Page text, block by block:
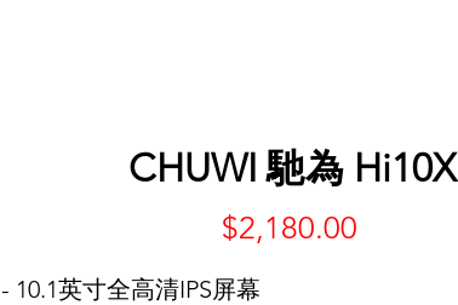
CHUWI 馳為 Hi10X
$2,180.00Price
- 10.1英寸全高清IPS屏幕